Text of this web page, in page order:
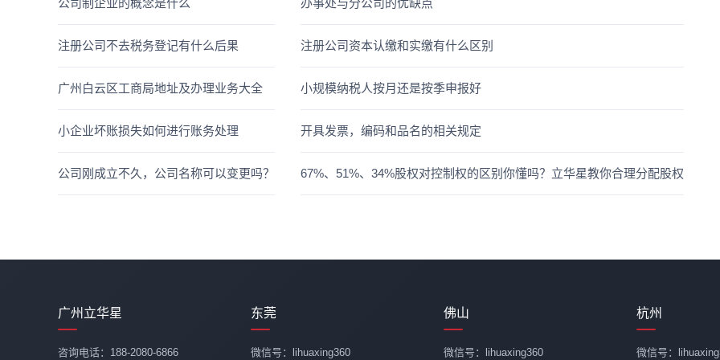
公司制企业的概念是什么 办事处与分公司的优缺点
注册公司不去税务登记有什么后果 注册公司资本认缴和实缴有什么区别
广州白云区工商局地址及办理业务大全 小规模纳税人按月还是按季申报好
小企业坏账损失如何进行账务处理 开具发票，编码和品名的相关规定
公司刚成立不久，公司名称可以变更吗？ 67%、51%、34%股权对控制权的区别你懂吗？立华星教你合理分配股权
广州立华星
咨询电话：188-2080-6866
东莞
微信号：lihuaxing360
佛山
微信号：lihuaxing360
杭州
微信号：